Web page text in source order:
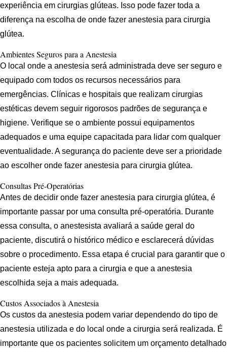
experiência em cirurgias glúteas. Isso pode fazer toda a
diferença na escolha de onde fazer anestesia para cirurgia
glútea.
Ambientes Seguros para a Anestesia
O local onde a anestesia será administrada deve ser seguro e
equipado com todos os recursos necessários para
emergências. Clínicas e hospitais que realizam cirurgias
estéticas devem seguir rigorosos padrões de segurança e
higiene. Verifique se o ambiente possui equipamentos
adequados e uma equipe capacitada para lidar com qualquer
eventualidade. A segurança do paciente deve ser a prioridade
ao escolher onde fazer anestesia para cirurgia glútea.
Consultas Pré-Operatórias
Antes de decidir onde fazer anestesia para cirurgia glútea, é
importante passar por uma consulta pré-operatória. Durante
essa consulta, o anestesista avaliará a saúde geral do
paciente, discutirá o histórico médico e esclarecerá dúvidas
sobre o procedimento. Essa etapa é crucial para garantir que o
paciente esteja apto para a cirurgia e que a anestesia
escolhida seja a mais adequada.
Custos Associados à Anestesia
Os custos da anestesia podem variar dependendo do tipo de
anestesia utilizada e do local onde a cirurgia será realizada. É
importante que os pacientes solicitem um orçamento detalhado